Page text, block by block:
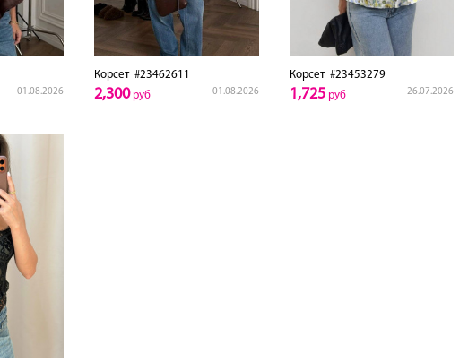
01.08.2026
Корсет#23462611
01.08.2026
2,300руб
Корсет#23453279
26.07.2026
1,725руб